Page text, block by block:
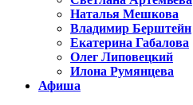
Наталья Мешкова
Владимир Берштейн
Екатерина Габалова
Олег Липовецкий
Илона Румянцева
Афиша